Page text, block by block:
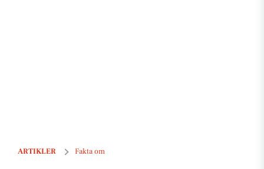
ARTIKLER Fakta om
Seneste dødsannoncer og afdøde i Roskilde